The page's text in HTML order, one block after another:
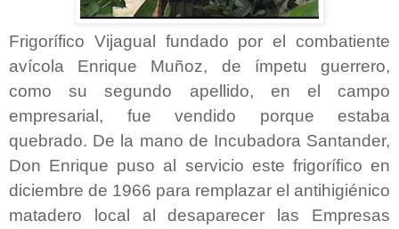
Frigorífico Vijagual fundado por el combatiente
avícola Enrique Muñoz, de ímpetu guerrero,
como su segundo apellido, en el campo
empresarial, fue vendido porque estaba
quebrado. De la mano de Incubadora Santander,
Don Enrique puso al servicio este frigorífico en
diciembre de 1966 para remplazar el antihigiénico
matadero local al desaparecer las Empresas